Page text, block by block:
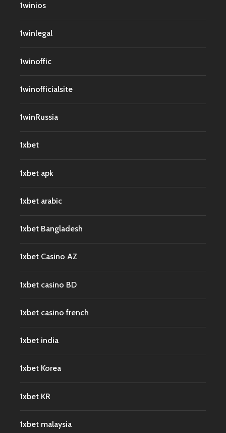
1winios
1winlegal
1winoffic
1winofficialsite
1winRussia
1xbet
1xbet apk
1xbet arabic
1xbet Bangladesh
1xbet Casino AZ
1xbet casino BD
1xbet casino french
1xbet india
1xbet Korea
1xbet KR
1xbet malaysia